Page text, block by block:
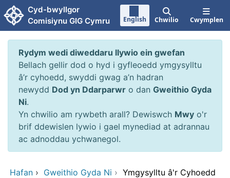
Neidio i'r prif gynnwy
Cyd-bwyllgor
Comisiynu GIG Cymru
English Chwilio Cwymplen
Rydym wedi diweddaru llywio ein gwefan
Bellach gellir dod o hyd i gyfleoedd ymgysylltu
â’r cyhoedd, swyddi gwag a’n hadran
newydd Dod yn Ddarparwr o dan Gweithio Gyda
Ni.
Yn chwilio am rywbeth arall? Dewiswch Mwy o'r
brif ddewislen lywio i gael mynediad at adrannau
ac adnoddau ychwanegol.
Hafan › Gweithio Gyda Ni › Ymgysylltu â'r Cyhoedd